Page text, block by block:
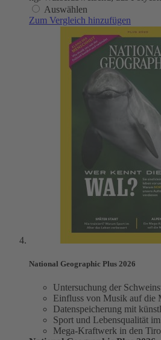
Auswählen
Zum Vergleich hinzufügen
National Geographic Plus 2026
Untersuchung der
Einfluss von Musik auf die
Datenspeicherung mit
Sport und Lebensqualität
Mega-Kraftwerk in den